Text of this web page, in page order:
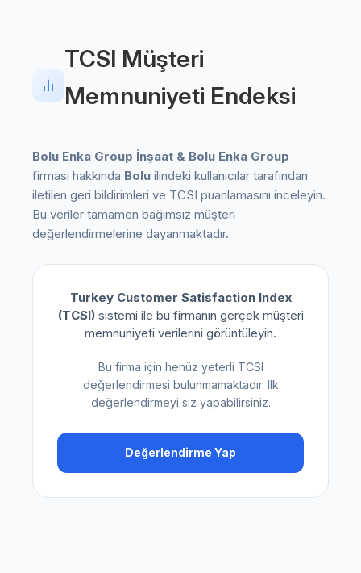
TCSI Müşteri
Memnuniyeti Endeksi
Bolu Enka Group İnşaat & Bolu Enka Group
firması hakkında Bolu ilindeki kullanıcılar tarafından
iletilen geri bildirimleri ve TCSI puanlamasını inceleyin.
Bu veriler tamamen bağımsız müşteri
değerlendirmelerine dayanmaktadır.
Turkey Customer Satisfaction Index
(TCSI)sistemi ile bu firmanın gerçek müşteri
memnuniyeti verilerini görüntüleyin.
Bu firma için henüz yeterli TCSI
değerlendirmesi bulunmamaktadır. İlk
değerlendirmeyi siz yapabilirsiniz.
Değerlendirme Yap